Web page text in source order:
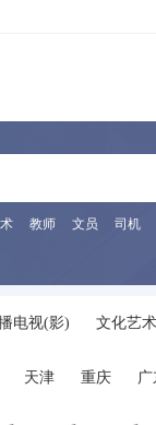
教师 文员 司机
电视(影)
文化艺术
天津 重庆